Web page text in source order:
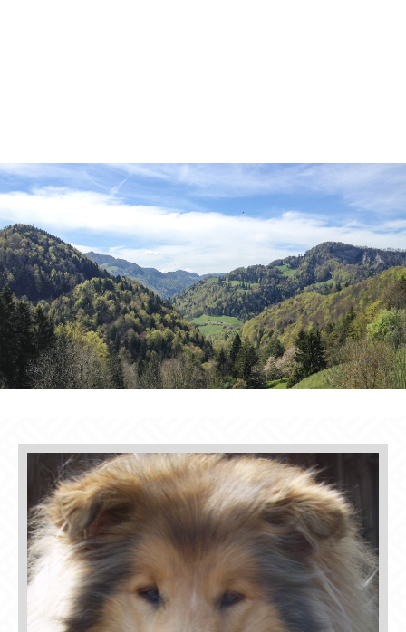
Passwort
Anmelden
Register|Lost your password?
Support
24h/ 365days
We offer support for our customers
Mon - Fri 8:00am - 5:00pm
(GMT +1)